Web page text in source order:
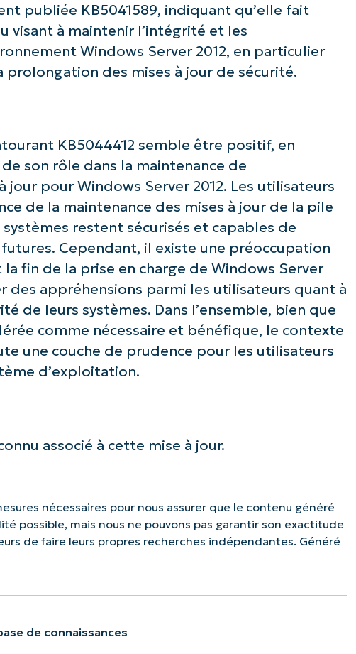
publiée KB5041589, indiquant qu’elle fait
visant à maintenir l’intégrité et les
Windows Server 2012, en particulier
prolongation des mises à jour de sécurité.
KB5044412 semble être positif, en
son rôle dans la maintenance de
jour pour Windows Server 2012. Les utilisateurs
de la maintenance des mises à jour de la pile
systèmes restent sécurisés et capables de
Cependant, il existe une préoccupation
fin de la prise en charge de Windows Server
des appréhensions parmi les utilisateurs quant à
de leurs systèmes. Dans l’ensemble, bien que
comme nécessaire et bénéfique, le contexte
une couche de prudence pour les utilisateurs
d’exploitation.
associé à cette mise à jour.
nécessaires pour nous assurer que le contenu généré
possible, mais nous ne pouvons pas garantir son exactitude
de faire leurs propres recherches indépendantes. Généré
de connaissances
Business
email*
Phone
number*
Company
name*